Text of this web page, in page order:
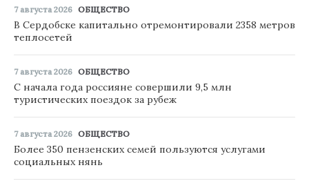
7 августа 2026 ОБЩЕСТВО
В Сердобске капитально отремонтировали 2358 метров
теплосетей
7 августа 2026 ОБЩЕСТВО
С начала года россияне совершили 9,5 млн
туристических поездок за рубеж
7 августа 2026 ОБЩЕСТВО
Более 350 пензенских семей пользуются услугами
социальных нянь